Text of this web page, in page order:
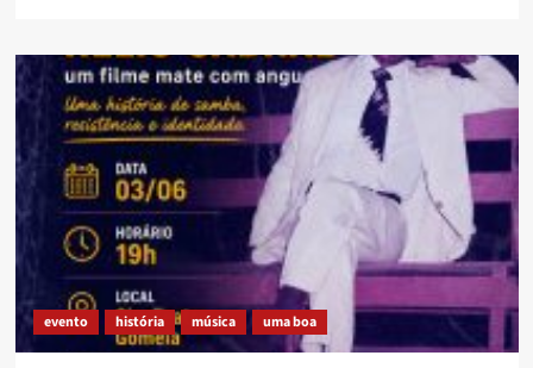
Debate
em
Caxias
destaca
fortalecimento
do
audiovisual
comunitário
na
Baixada
Fluminense
evento história música uma boa